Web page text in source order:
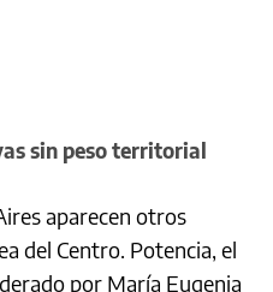
sin peso territorial
aparecen otros
del Centro. Potencia, el
por María Eugenia